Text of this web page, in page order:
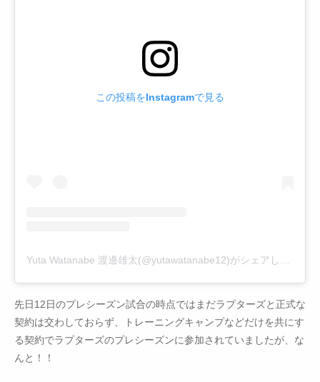
この投稿をInstagramで見る
先日12日のプレシーズン試合の時点ではまだラプターズと正式な
契約は交わしておらず、トレーニングキャンプなどだけを共にす
る契約でラプターズのプレシーズンに参加されていましたが、な
んと！！